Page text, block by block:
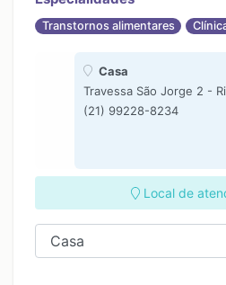
Transtornos alimentares
Casa
Travessa São Jorge 2 -
(21) 99228-8234
Local de